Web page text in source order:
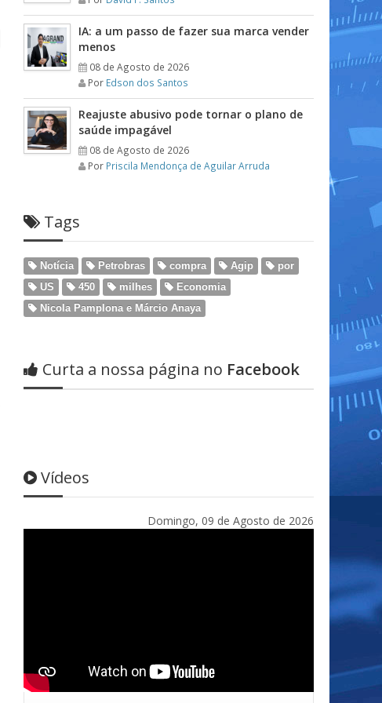
IA: a um passo de fazer sua marca vender
menos
08 de Agosto de 2026
Por Edson dos Santos
Reajuste abusivo pode tornar o plano de
saúde impagável
08 de Agosto de 2026
Por Priscila Mendonça de Aguilar Arruda
Tags
Notícia Petrobras compra Agip
por
US
450 milhes
Economia
Nicola Pamplona e Márcio Anaya
Curta a nossa página no Facebook
Vídeos
Domingo, 09 de Agosto de 2026